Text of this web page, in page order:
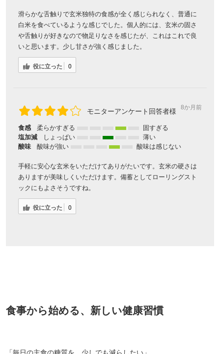
滑らかな舌触りで玄米独特の食感が全く感じられなく、普通に
白米を食べているような感じでした。個人的には、玄米の固さ
や舌触りが好きなので物足りなさを感じたが、これはこれで良
いと思います。少し甘さが強く感じました。
役に立った 0
モニターアンケート回答者様 8か月前
食感 柔らかすぎる
固すぎる
塩加減
しょっぱい
薄い
酸味
酸味が強い 酸味は感じない
手軽に安心な玄米をいただけてありがたいです。玄米の硬さは
ありますが美味しくいただけます。備蓄としてローリングスト
ックにもよさそうですね。
役に立った 0
食事から始める、新しい健康習慣
「毎日の主食の糖質を、少しでも減らしたい」
今すぐ使える300円OFFクーポンを
会員登録ありがとうございます！
＼ ご登録の感謝を込めて ／
300円OFF
対象者：かわしま屋で初めてお買い物をされる方
利用条件：3,000円以上のお買い物でご利用いただけます
ご利用回数：お一人様1回限り